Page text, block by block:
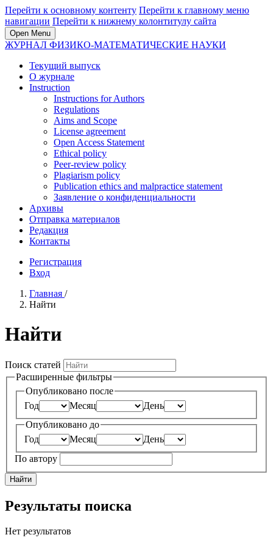
Перейти к основному контенту Перейти к главному меню
навигации Перейти к нижнему колонтитулу сайта
Open Menu
ЖУРНАЛ ФИЗИКО-МАТЕМАТИЧЕСКИЕ НАУКИ
Текущий выпуск
О журнале
Instruction
Instructions for Authors
Regulations
Aims and Scope
License agreement
Open Access Statement
Ethical policy
Peer-review policy
Plagiarism policy
Publication ethics and malpractice statement
Заявление о конфиденциальности
Архивы
Отправка материалов
Редакция
Контакты
Регистрация
Вход
Главная /
Найти
Найти
Поиск статей
Расширенные фильтры
Опубликовано после
Год
Месяц
День
Опубликовано до
Год
Месяц
День
По автору
Найти
Результаты поиска
Нет результатов